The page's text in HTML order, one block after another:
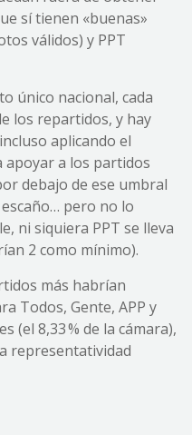
sí tienen «buenas»
válidos) y PPT
único nacional, cada
los repartidos, y hay
aplicando el
apoyar a los partidos
debajo de ese umbral
pero no lo
ni siquiera PPT se lleva
2 como mínimo).
más habrían
Todos, Gente, APP y
(el 8,33 % de la cámara),
representatividad